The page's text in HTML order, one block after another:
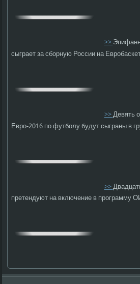
>>
сыграет за сборную России на
>>Девять
Евро-2016 по футболу будут сыграны в
>>
претендуют на включение в программу